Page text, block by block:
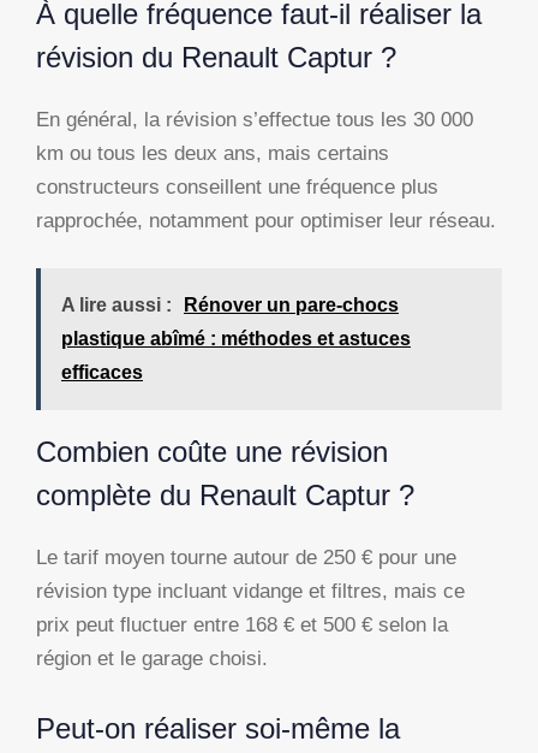
À quelle fréquence faut-il réaliser la
révision du Renault Captur ?
En général, la révision s’effectue tous les 30 000
km ou tous les deux ans, mais certains
constructeurs conseillent une fréquence plus
rapprochée, notamment pour optimiser leur réseau.
A lire aussi :
Rénover un pare-chocs
plastique abîmé : méthodes et astuces
efficaces
Combien coûte une révision
complète du Renault Captur ?
Le tarif moyen tourne autour de 250 € pour une
révision type incluant vidange et filtres, mais ce
prix peut fluctuer entre 168 € et 500 € selon la
région et le garage choisi.
Peut-on réaliser soi-même la